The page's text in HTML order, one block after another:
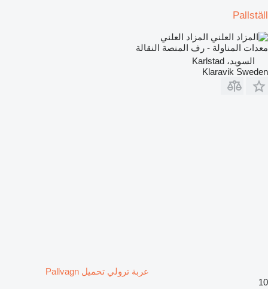
Pallställ
المزاد العلني
معدات المناولة - رف المنصة النقالة
السويد، Karlstad
Klaravik Sweden
عربة ترولي تحميل Pallvagn
10